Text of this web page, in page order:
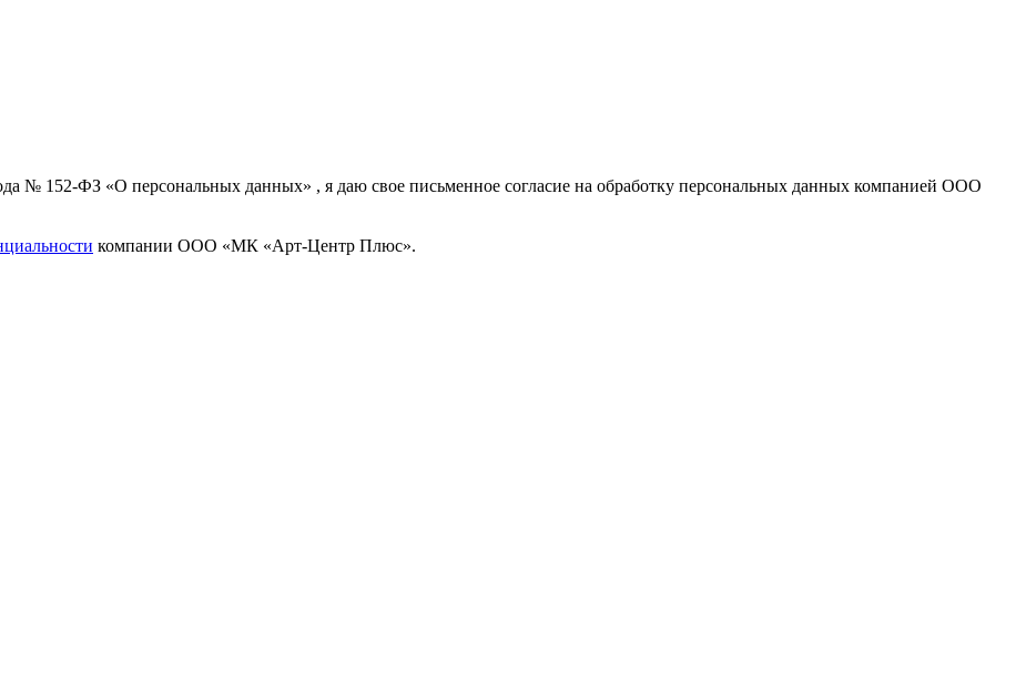
№ 152-ФЗ «О персональных данных» , я даю свое письменное согласие на обработку персональных данных компанией ООО
компании ООО «МК «Арт-Центр Плюс».